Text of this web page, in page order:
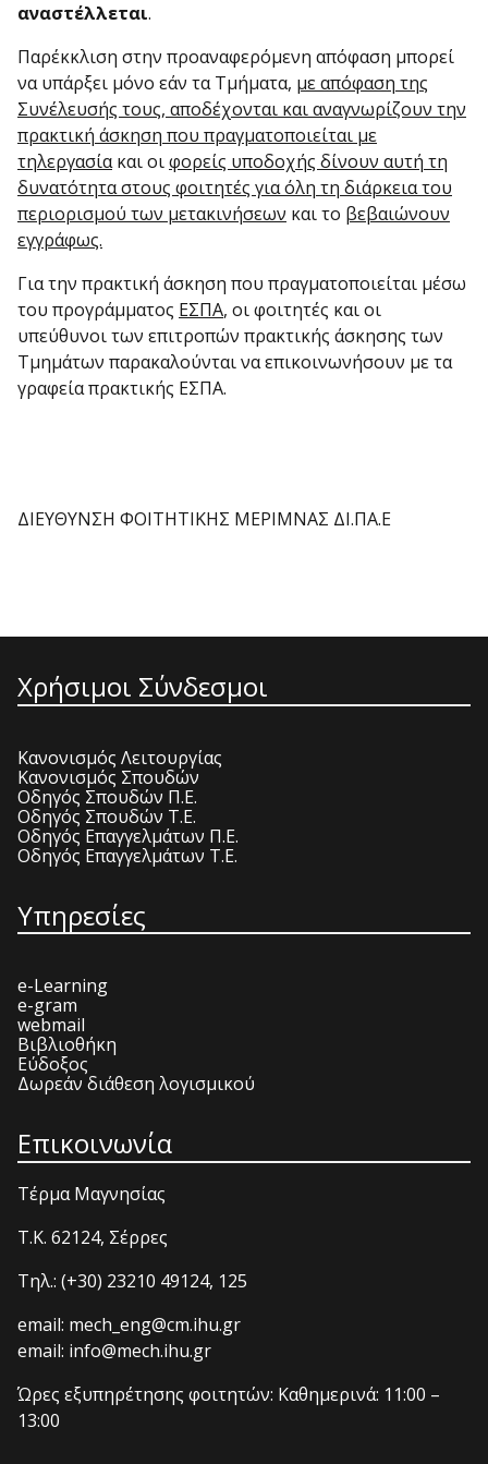
αναστέλλεται.
Παρέκκλιση στην προαναφερόμενη απόφαση μπορεί
να υπάρξει μόνο εάν τα Τμήματα, με απόφαση της
Συνέλευσής τους, αποδέχονται και αναγνωρίζουν την
πρακτική άσκηση που πραγματοποιείται με
τηλεργασίακαι οιφορείς υποδοχής δίνουν αυτή τη
δυνατότητα στους φοιτητές για όλη τη διάρκεια του
περιορισμού των μετακινήσεων και το βεβαιώνουν
εγγράφως.
Για την πρακτική άσκηση που πραγματοποιείται μέσω
του προγράμματος ΕΣΠΑ, οι φοιτητές και οι
υπεύθυνοι των επιτροπών πρακτικής άσκησης των
Τμημάτων παρακαλούνται να επικοινωνήσουν με τα
γραφεία πρακτικής ΕΣΠΑ.
ΔΙΕΥΘΥΝΣΗ ΦΟΙΤΗΤΙΚΗΣ ΜΕΡΙΜΝΑΣ ΔΙ.ΠΑ.Ε
Χρήσιμοι Σύνδεσμοι
Κανονισμός Λειτουργίας
Κανονισμός Σπουδών
Οδηγός Σπουδών Π.Ε.
Οδηγός Σπουδών Τ.Ε.
Οδηγός Επαγγελμάτων Π.Ε.
Οδηγός Επαγγελμάτων Τ.Ε.
Υπηρεσίες
e-Learning
e-gram
webmail
Βιβλιοθήκη
Εύδοξος
Δωρεάν διάθεση λογισμικού
Επικοινωνία
Τέρμα Μαγνησίας
T.K. 62124, Σέρρες
Τηλ.: (+30) 23210 49124, 125
email: mech_eng@cm.ihu.gr
email: info@mech.ihu.gr
Ώρες εξυπηρέτησης φοιτητών: Καθημερινά: 11:00 –
13:00